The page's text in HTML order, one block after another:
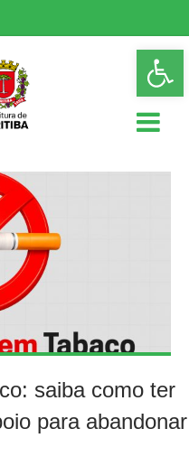
saiba como ter
para abandonar